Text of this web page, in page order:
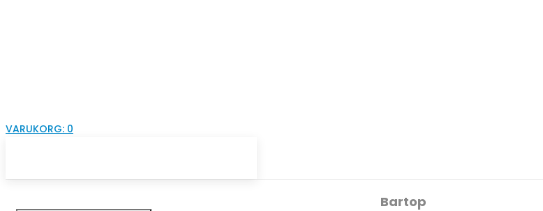
VARUKORG: 0
Bartop